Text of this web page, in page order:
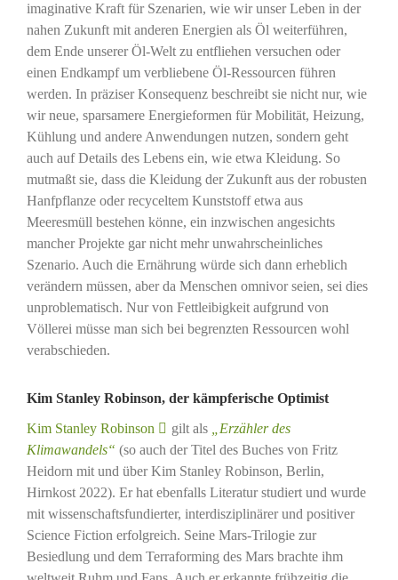
imaginative Kraft für Szenarien, wie wir unser Leben in der
nahen Zukunft mit anderen Energien als Öl weiterführen,
dem Ende unserer Öl-Welt zu entfliehen versuchen oder
einen Endkampf um verbliebene Öl-Ressourcen führen
werden. In präziser Konsequenz beschreibt sie nicht nur, wie
wir neue, sparsamere Energieformen für Mobilität, Heizung,
Kühlung und andere Anwendungen nutzen, sondern geht
auch auf Details des Lebens ein, wie etwa Kleidung. So
mutmaßt sie, dass die Kleidung der Zukunft aus der robusten
Hanfpflanze oder recyceltem Kunststoff etwa aus
Meeresmüll bestehen könne, ein inzwischen angesichts
mancher Projekte gar nicht mehr unwahrscheinliches
Szenario. Auch die Ernährung würde sich dann erheblich
verändern müssen, aber da Menschen omnivor seien, sei dies
unproblematisch. Nur von Fettleibigkeit aufgrund von
Völlerei müsse man sich bei begrenzten Ressourcen wohl
verabschieden.
Kim Stanley Robinson, der kämpferische Optimist
Kim Stanley Robinson
gilt als
„Erzähler des
Klimawandels“ (so auch der Titel des Buches von Fritz
Heidorn mit und über Kim Stanley Robinson, Berlin,
Hirnkost 2022). Er hat ebenfalls Literatur studiert und wurde
mit wissenschaftsfundierter, interdisziplinärer und positiver
Science Fiction erfolgreich. Seine Mars-Trilogie zur
Besiedlung und dem Terraforming des Mars brachte ihm